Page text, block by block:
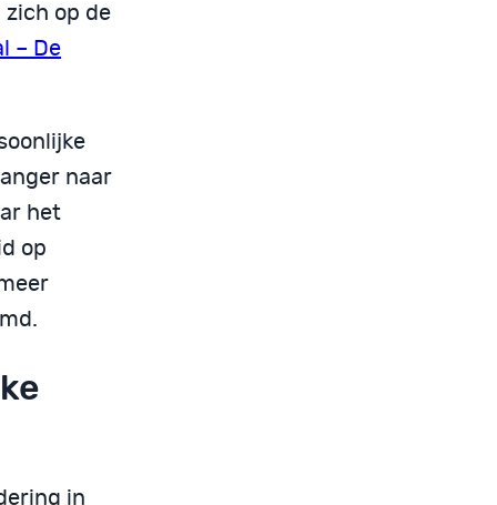
op de
– De
naar
het
op
in